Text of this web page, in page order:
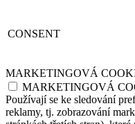
CONSENT
MARKETINGOVÁ
MARKETINGOVÁ
Používají se ke sledování
reklamy, tj. zobrazování